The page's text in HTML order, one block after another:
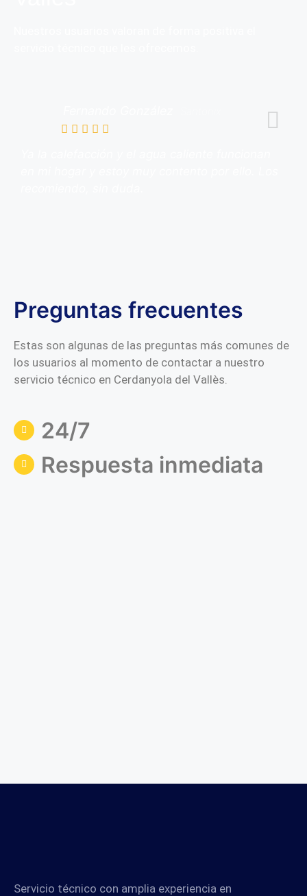
Preguntas frecuentes
Estas son algunas de las preguntas más comunes de
los usuarios al momento de contactar a nuestro
servicio técnico en Cerdanyola del Vallès.
24/7
Respuesta inmediata
Servicio técnico con amplia experiencia en